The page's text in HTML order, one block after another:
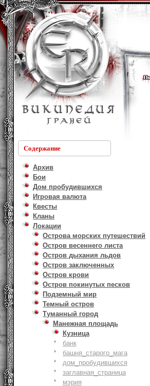
Содержание
Архив
Бои
Дом пробудившихся
Игровая валюта
Квесты
Кланы
Локации
Острова морских путешествий
Остров весеннего листа
Остров дыхания льдов
Остров заключенных
Остров крови
Остров покинутых песков
Подземный мир
Темный остров
Туманный город
Манежная площадь
Кузница
банк
башня_старого_мага
дом_пробудившихся
заглавная_страница
мэрия